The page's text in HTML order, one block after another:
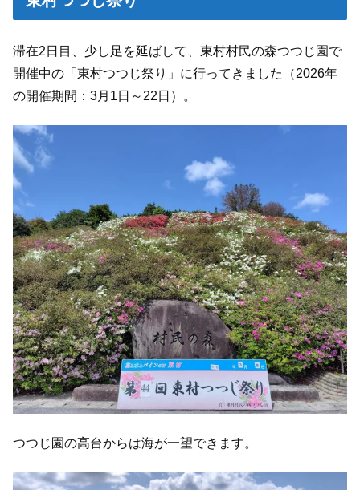
滞在2日目、少し足を延ばして、東村村民の森つつじ園で
開催中の「東村つつじ祭り」に行ってきました（2026年
の開催期間：3月1日～22日）。
つつじ園の高台からは海が一望できます。